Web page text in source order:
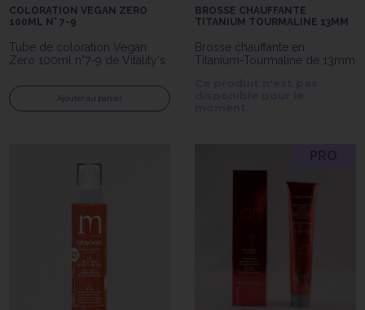
COLORATION VEGAN ZERO
100ML N° 7-9
Tube de coloration Vegan
Zero 100ml n°7-9 de Vitality's
Ajouter au panier
BROSSE CHAUFFANTE
TITANIUM TOURMALINE 13MM
Brosse chauffante en
Titanium-Tourmaline de 13mm